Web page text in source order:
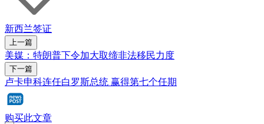
新西兰签证
上一篇
美媒：特朗普下令加大取缔非法移民力度
下一篇
卢卡申科连任白罗斯总统 赢得第七个任期
购买此文章